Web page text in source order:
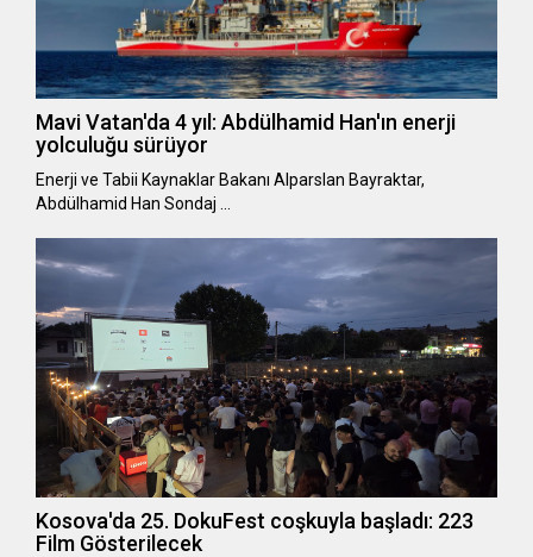
Mavi Vatan'da 4 yıl: Abdülhamid Han'ın enerji
yolculuğu sürüyor
Enerji ve Tabii Kaynaklar Bakanı Alparslan Bayraktar,
Abdülhamid Han Sondaj …
Kosova'da 25. DokuFest coşkuyla başladı: 223
Film Gösterilecek